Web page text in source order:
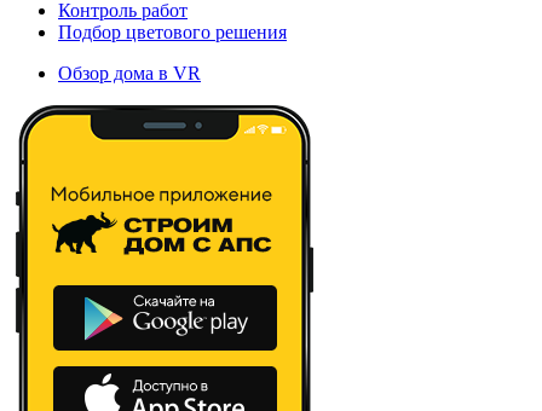
Контроль работ
Подбор цветового решения
Обзор дома в VR